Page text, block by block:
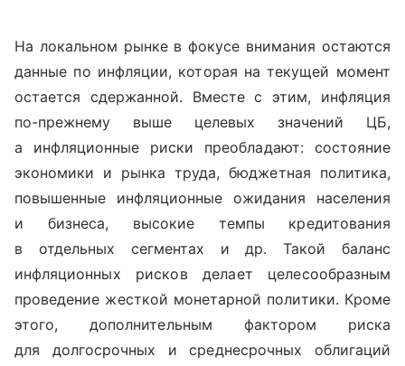
На локальном рынке в фокусе внимания остаются
данные по инфляции, которая на текущей момент
остается сдержанной. Вместе с этим, инфляция
по-прежнему выше целевых значений ЦБ,
а инфляционные риски преобладают: состояние
экономики и рынка труда, бюджетная политика,
повышенные инфляционные ожидания населения
и бизнеса, высокие темпы кредитования
в отдельных сегментах и др. Такой баланс
инфляционных рисков делает целесообразным
проведение жесткой монетарной политики. Кроме
этого, дополнительным фактором риска
для долгосрочных и среднесрочных облигаций